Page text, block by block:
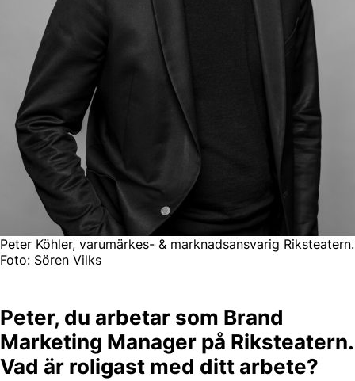
Peter Köhler, varumärkes- & marknadsansvarig Riksteatern.
Foto: Sören Vilks
Peter, du arbetar som Brand
Marketing Manager på Riksteatern.
Vad är roligast med ditt arbete?